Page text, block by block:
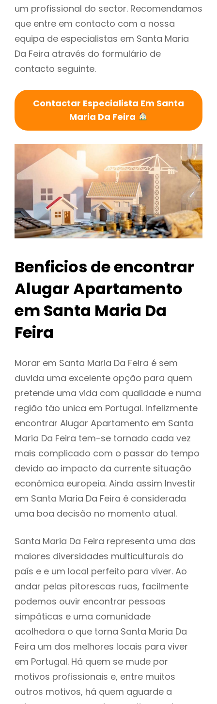
um profissional do sector. Recomendamos
que entre em contacto com a nossa
equipa de especialistas em Santa Maria
Da Feira através do formulário de
contacto seguinte.
Contactar Especialista Em Santa
Maria Da Feira
Benficios de encontrar
Alugar Apartamento
em Santa Maria Da
Feira
Morar em Santa Maria Da Feira é sem
duvida uma excelente opção para quem
pretende uma vida com qualidade e numa
região táo unica em Portugal. Infelizmente
encontrar Alugar Apartamento em Santa
Maria Da Feira tem-se tornado cada vez
mais complicado com o passar do tempo
devido ao impacto da currente situação
económica europeia. Ainda assim Investir
em Santa Maria Da Feira é considerada
uma boa decisão no momento atual.
Santa Maria Da Feira representa uma das
maiores diversidades multiculturais do
país e e um local perfeito para viver. Ao
andar pelas pitorescas ruas, facilmente
podemos ouvir encontrar pessoas
simpáticas e uma comunidade
acolhedora o que torna Santa Maria Da
Feira um dos melhores locais para viver
em Portugal. Há quem se mude por
motivos profissionais e, entre muitos
outros motivos, há quem aguarde a